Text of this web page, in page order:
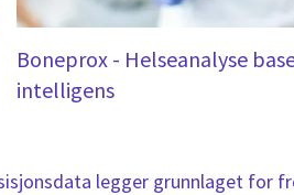
Boneprox - Helseanalyse
intelligens
legger grunnlaget for